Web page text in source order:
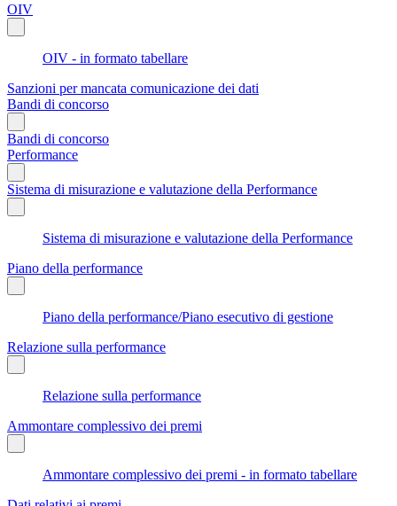
OIV
OIV - in formato tabellare
Sanzioni per mancata comunicazione dei dati
Bandi di concorso
Bandi di concorso
Performance
Sistema di misurazione e valutazione della Performance
Sistema di misurazione e valutazione della Performance
Piano della performance
Piano della performance/Piano esecutivo di gestione
Relazione sulla performance
Relazione sulla performance
Ammontare complessivo dei premi
Ammontare complessivo dei premi - in formato tabellare